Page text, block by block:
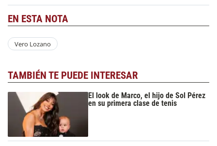
EN ESTA NOTA
Vero Lozano
TAMBIÉN TE PUEDE INTERESAR
El look de Marco, el hijo de Sol Pérez
en su primera clase de tenis